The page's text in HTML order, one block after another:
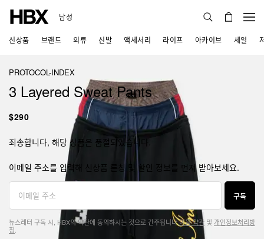
남성
신상품 브랜드 의류 신발 액세서리 라이프 아카이브 세일
PROTOCOL-INDEX
3 Layered Sweat Pants
$290
죄송합니다, 해당 상품은 품절되었습니다.
이메일 주소를 입력해 신상품 론칭 및 할인 정보를 먼저 받아보세요.
구독
뉴스레터 구독 시, HBX의 약관에 동의하시는 것으로 간주됩니다.이용 약관 및 개인정보처리방
침